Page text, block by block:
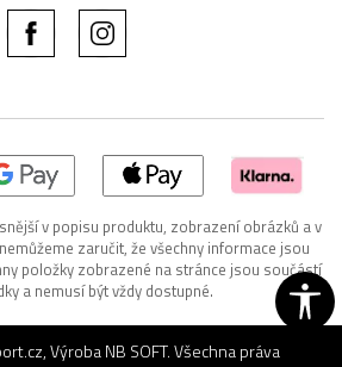
v popisu produktu, zobrazení obrázků a v
zaručit, že všechny informace jsou
položky zobrazené na stránce jsou součástí
a nemusí být vždy dostupné.
, VýrobaNB SOFT. Všechna práva